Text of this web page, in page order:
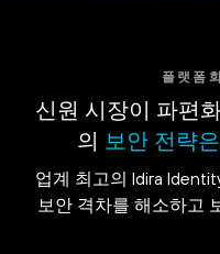
플랫폼
신원 시장이 파편
의 보안 전략
업계 최고의 Idira
보안 격차를 해소하고